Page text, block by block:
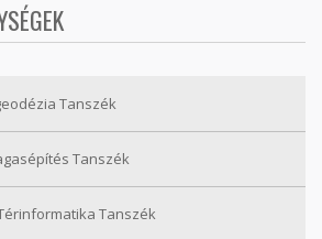
Tanszék
Tanszék
Tanszék